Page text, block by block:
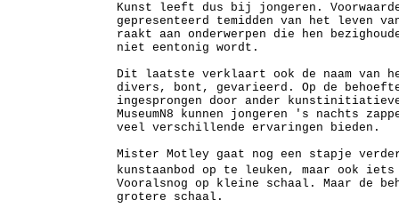
Kunst leeft dus bij jongeren.
gepresenteerd temidden van het leven
raakt aan onderwerpen die hen
niet eentonig wordt.
Dit laatste verklaart ook de naam van
divers, bont, gevarieerd. Op de
ingesprongen door ander
MuseumN8 kunnen jongeren 's nachts
veel verschillende ervaringen bieden.
Mister Motley gaat nog een stapje
kunstaanbod op te leuken, maar ook
Vooralsnog op kleine schaal. Maar de
grotere schaal.